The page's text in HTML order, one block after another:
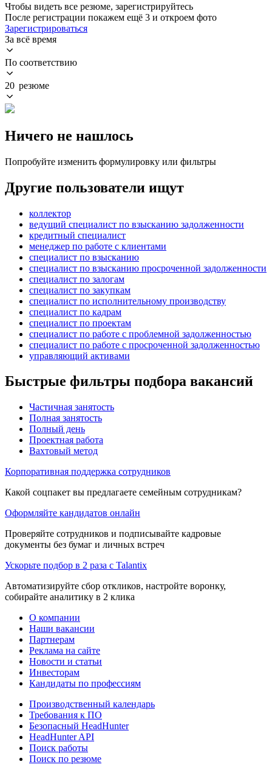
Чтобы видеть все резюме, зарегистрируйтесь
После регистрации покажем ещё 3 и откроем фото
Зарегистрироваться
За всё время
По соответствию
20 резюме
Ничего не нашлось
Попробуйте изменить формулировку или фильтры
Другие пользователи ищут
коллектор
ведущий специалист по взысканию задолженности
кредитный специалист
менеджер по работе с клиентами
специалист по взысканию
специалист по взысканию просроченной задолженности
специалист по залогам
специалист по закупкам
специалист по исполнительному производству
специалист по кадрам
специалист по проектам
специалист по работе с проблемной задолженностью
специалист по работе с просроченной задолженностью
управляющий активами
Быстрые фильтры подбора вакансий
Частичная занятость
Полная занятость
Полный день
Проектная работа
Вахтовый метод
Корпоративная поддержка сотрудников
Какой соцпакет вы предлагаете семейным сотрудникам?
Оформляйте кандидатов онлайн
Проверяйте сотрудников и подписывайте кадровые
документы без бумаг и личных встреч
Ускорьте подбор в 2 раза с Talantix
Автоматизируйте сбор откликов, настройте воронку,
собирайте аналитику в 2 клика
О компании
Наши вакансии
Партнерам
Реклама на сайте
Новости и статьи
Инвесторам
Кандидаты по профессиям
Производственный календарь
Требования к ПО
Безопасный HeadHunter
HeadHunter API
Поиск работы
Поиск по резюме